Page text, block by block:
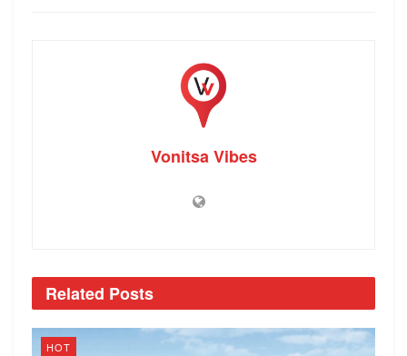
Vonitsa Vibes
Related Posts
HOT